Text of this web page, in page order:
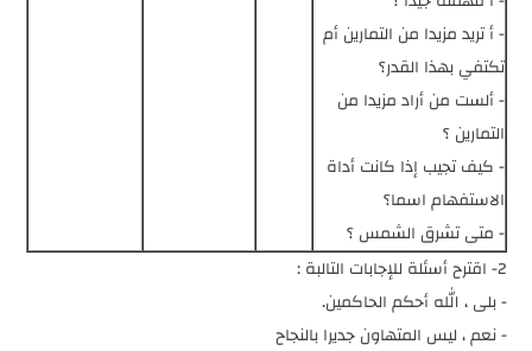
- أ تريد مزيدا من التمارين أم
تكتفي بهذا القدر؟
- ألست من أراد مزيدا من
التمارين ؟
- كيف تجيب إذا كانت أداة
الاستفهام اسما؟
- متى تشرق الشمس ؟
2- اقترح أسئلة للإجابات التالبة :
- بلى ، الله أحكم الحاكمين.
- نعم ، ليس المتهاون جديرا بالنجاح